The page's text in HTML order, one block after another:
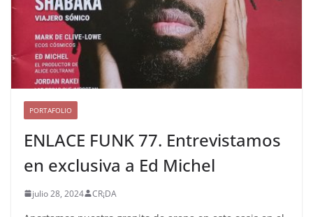
PORTAFOLIO
ENLACE FUNK 77. Entrevistamos
en exclusiva a Ed Michel
julio 28, 2024 CR¡DA